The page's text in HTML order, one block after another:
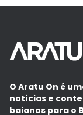
O Aratu On é
notícias e
baianos para o